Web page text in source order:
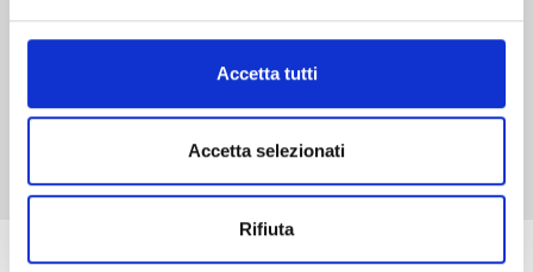
Accetta tutti
Accetta selezionati
Rifiuta
Mostra tutto